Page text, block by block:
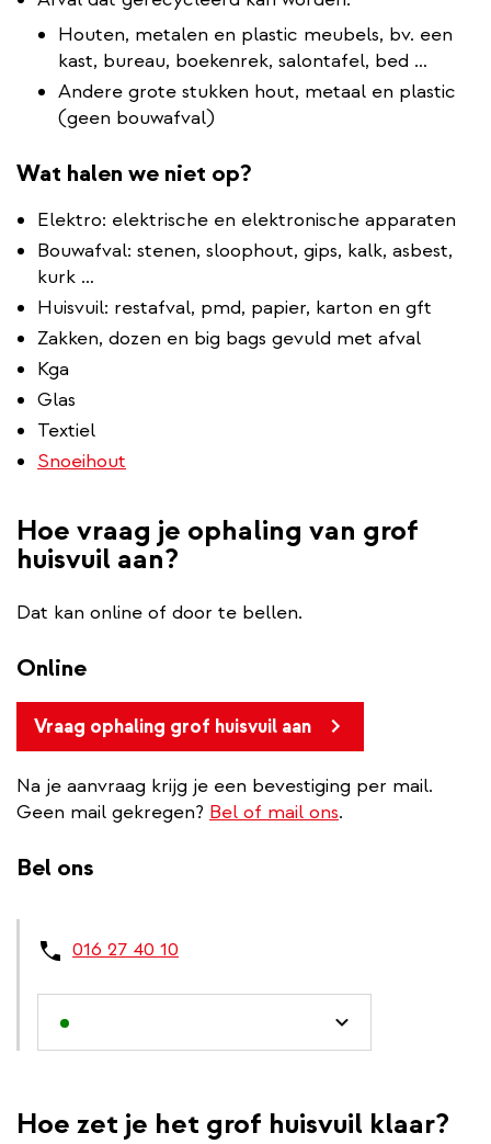
Houten, metalen en plastic meubels, bv. een
kast, bureau, boekenrek, salontafel, bed …
Andere grote stukken hout, metaal en plastic
(geen bouwafval)
Wat halen we niet op?
Elektro: elektrische en elektronische apparaten
Bouwafval: stenen, sloophout, gips, kalk, asbest,
kurk …
Huisvuil: restafval, pmd, papier, karton en gft
Zakken, dozen en big bags gevuld met afval
Kga
Glas
Textiel
Snoeihout
Hoe vraag je ophaling van grof
huisvuil aan?
Dat kan online of door te bellen.
Online
Vraag ophaling grof huisvuil aan
Na je aanvraag krijg je een bevestiging per mail.
Geen mail gekregen? Bel of mail ons.
Bel ons
016 27 40 10
Hoe zet je het grof huisvuil klaar?